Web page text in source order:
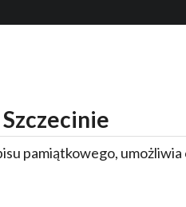
pamiątkowego,